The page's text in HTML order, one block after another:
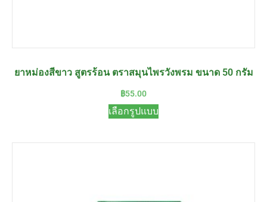
ยาหม่องสีขาว สูตรร้อน ตราสมุนไพรวังพรม ขนาด 50 กรัม
฿55.00
เลือกรูปแบบ